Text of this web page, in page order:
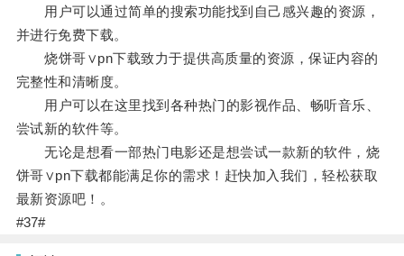
用户可以通过简单的搜索功能找到自己感兴趣的资源，
并进行免费下载。
烧饼哥∨pn下载致力于提供高质量的资源，保证内容的
完整性和清晰度。
用户可以在这里找到各种热门的影视作品、畅听音乐、
尝试新的软件等。
无论是想看一部热门电影还是想尝试一款新的软件，烧
饼哥∨pn下载都能满足你的需求！赶快加入我们，轻松获取
最新资源吧！。
#37#